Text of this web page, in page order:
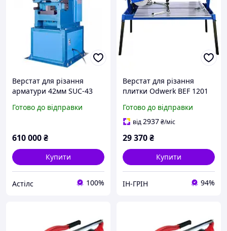
Верстат для різання
арматури 42мм SUC-43
Готово до відправки
610 000₴
Купити
Астілс 100%
Верстат для різання
плитки Odwerk BEF 1201
Готово до відправки
від2937₴/міс
29 370₴
Купити
ІН-ГРІН 94%